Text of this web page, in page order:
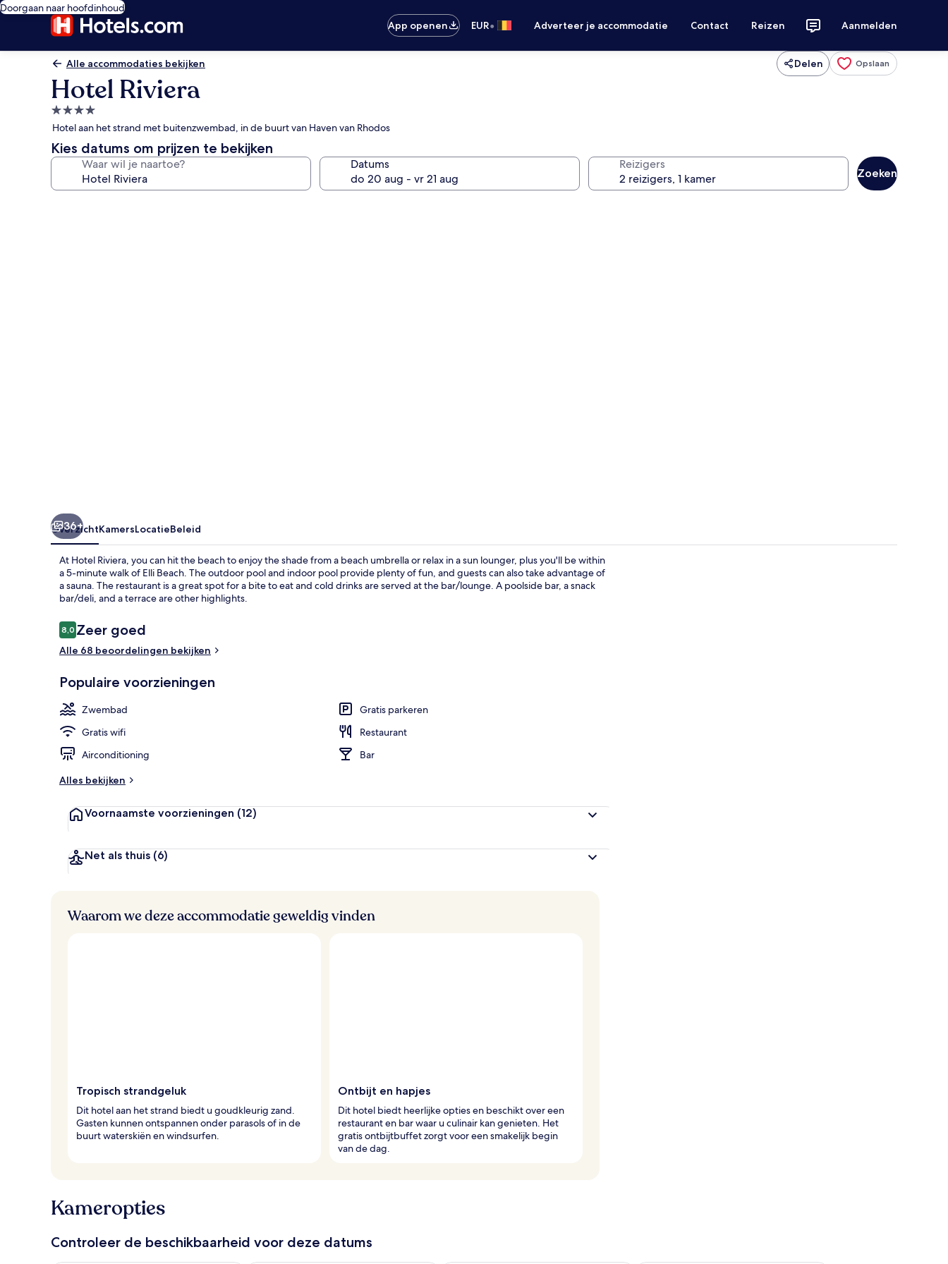
Doorgaan naar hoofdinhoud
App openen
EUR• Adverteer je accommodatie Contact Reizen Aanmelden
Alle accommodaties bekijken Delen Opslaan
Hotel Riviera
4.0-
sterrenaccommodatie
Hotel aan het strand met buitenzwembad, in de buurt van Haven van Rhodos
Kies datums om prijzen te bekijken
Waar wil je naartoe? Datums Reizigers
Zoeken
36+
OverzichtKamersLocatieBeleid
At Hotel Riviera, you can hit the beach to enjoy the shade from a beach umbrella or relax in a sun lounger, plus you'll be within
a 5-minute walk of Elli Beach. The outdoor pool and indoor pool provide plenty of fun, and guests can also take advantage of
a sauna. The restaurant is a great spot for a bite to eat and cold drinks are served at the bar/lounge. A poolside bar, a snack
bar/deli, and a terrace are other highlights.
Beoordelingen
8,08,0 op 10 –
Zeer goed
Alle 68 beoordelingen bekijken
Populaire voorzieningen
Zwembad
Gratis parkeren
Gratis wifi
Restaurant
Airconditioning
Bar
Alles bekijken
Voornaamste voorzieningen (12)
Net als thuis (6)
Waarom we deze accommodatie geweldig vinden
Tropisch strandgeluk
Dit hotel aan het strand biedt u goudkleurig zand.
Gasten kunnen ontspannen onder parasols of in de
buurt waterskiën en windsurfen.
Ontbijt en hapjes
Dit hotel biedt heerlijke opties en beschikt over een
restaurant en bar waar u culinair kan genieten. Het
gratis ontbijtbuffet zorgt voor een smakelijk begin
van de dag.
Kameropties
Controleer de beschikbaarheid voor deze datums